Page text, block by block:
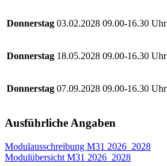
Donnerstag 03.02.2028 09.00-16.30 Uhr
Donnerstag 18.05.2028 09.00-16.30 Uhr
Donnerstag 07.09.2028 09.00-16.30 Uhr
Ausführliche Angaben
Modulausschreibung M31 2026_2028
Modulübersicht M31 2026_2028